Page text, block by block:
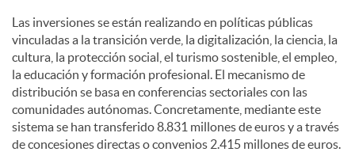
Las inversiones se están realizando en políticas públicas
vinculadas a la transición verde, la digitalización, la ciencia, la
cultura, la protección social, el turismo sostenible, el empleo,
la educación y formación profesional. El mecanismo de
distribución se basa en conferencias sectoriales con las
comunidades autónomas. Concretamente, mediante este
sistema se han transferido 8.831 millones de euros y a través
de concesiones directas o convenios 2.415 millones de euros.